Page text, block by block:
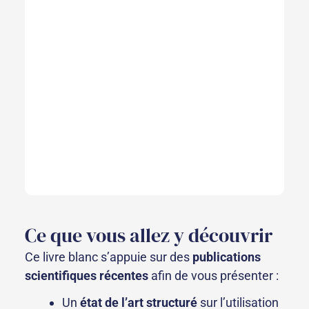
Ce que vous allez y découvrir
Ce livre blanc s’appuie sur des publications
scientifiques récentes afin de vous présenter :
Un état de l’art structuré sur l’utilisation